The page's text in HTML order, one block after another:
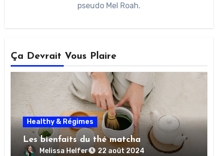
pseudo Mel Roah.
Ça Devrait Vous Plaire
Healthy & Régimes
Les bienfaits du thé matcha
Melissa Helfer 22 août 2024